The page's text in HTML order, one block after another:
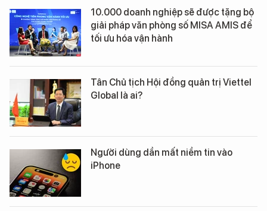
10.000 doanh nghiệp sẽ được tặng bộ
giải pháp văn phòng số MISA AMIS để
tối ưu hóa vận hành
Tân Chủ tịch Hội đồng quản trị Viettel
Global là ai?
Người dùng dần mất niềm tin vào
iPhone